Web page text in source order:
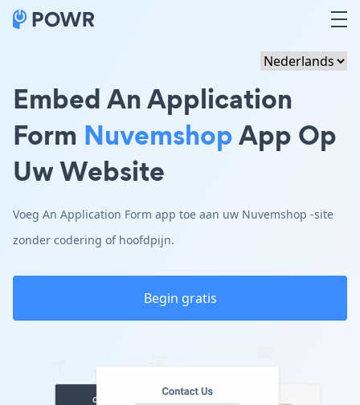
Embed An Application
Form NuvemshopApp Op
Uw Website
Voeg An Application Form app toe aan uw Nuvemshop -site
zonder codering of hoofdpijn.
Begin gratis